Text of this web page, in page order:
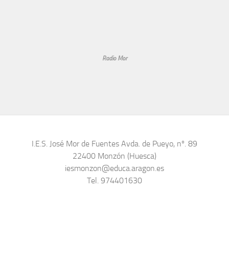
Radio Mor
I.E.S. José Mor de Fuentes Avda. de Pueyo, nº. 89
22400 Monzón (Huesca)
iesmonzon@educa.aragon.es
Tel. 974401630